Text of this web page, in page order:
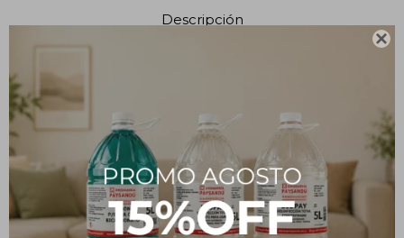

Descripción
¿Qué es?
El aceite de coco, de origen natural, contiene grasas saturadas
con triglicéridos de cadena media altamente beneficiosos para la
salud.
Usos y beneficios